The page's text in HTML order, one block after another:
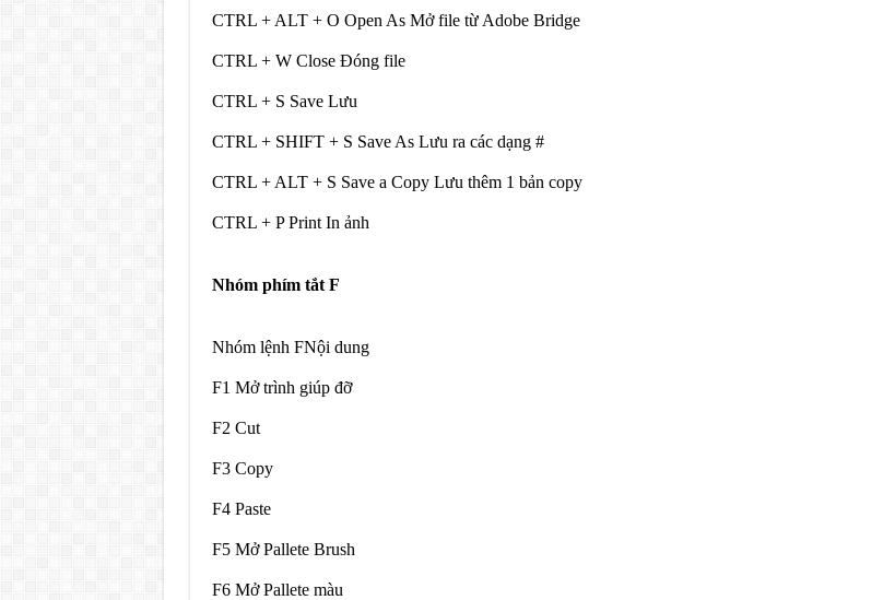
CTRL + ALT + O Open As Mở file từ Adobe Bridge
CTRL + W Close Đóng file
CTRL + S Save Lưu
CTRL + SHIFT + S Save As Lưu ra các dạng #
CTRL + ALT + S Save a Copy Lưu thêm 1 bản copy
CTRL + P Print In ảnh
Nhóm phím tắt F
Nhóm lệnh FNội dung
F1 Mở trình giúp đỡ
F2 Cut
F3 Copy
F4 Paste
F5 Mở Pallete Brush
F6 Mở Pallete màu